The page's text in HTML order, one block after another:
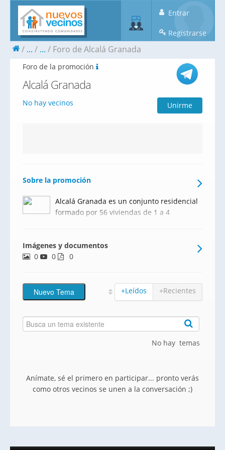
Entrar
Registrarse
... ... Foro de Alcalá Granada
Foro de la promoción
Alcalá Granada
No hay vecinos Unirme
Sobre la promoción
Alcalá Granada es un conjunto residencial
formado por 56 viviendas de 1 a 4
dormitorios y distribuidas en un máximo
planta.Este complejo pone a tu alcance
todo tipo de comodidades y servicios,
Imágenes y documentos
0
0 0
+Leídos +Recientes
No hay temas
Anímate, sé el primero en participar... pronto verás
como otros vecinos se unen a la conversación ;)